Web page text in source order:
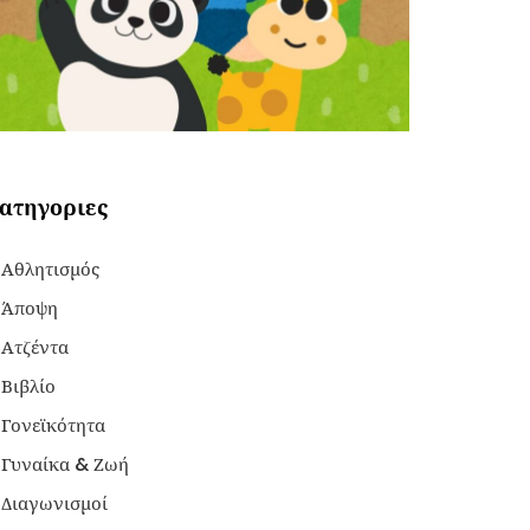
Αθλητισμός
Άποψη
Ατζέντα
Βιβλίο
Γονεϊκότητα
Γυναίκα & Ζωή
Διαγωνισμοί